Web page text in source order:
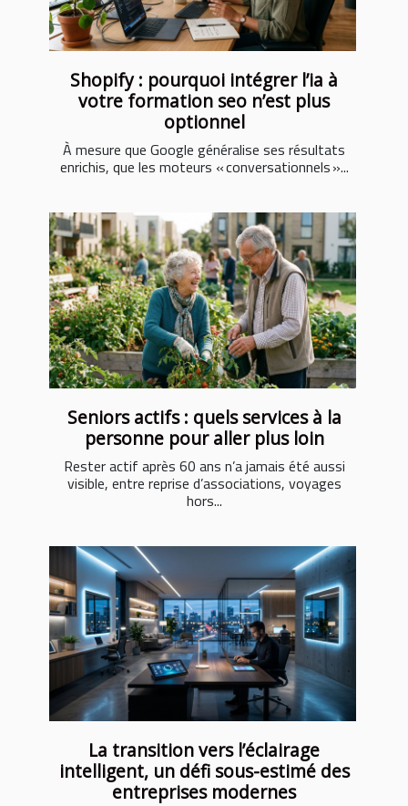
Shopify : pourquoi intégrer l’ia à
votre formation seo n’est plus
optionnel
À mesure que Google généralise ses résultats
enrichis, que les moteurs « conversationnels »...
Seniors actifs : quels services à la
personne pour aller plus loin
Rester actif après 60 ans n’a jamais été aussi
visible, entre reprise d’associations, voyages
hors...
La transition vers l’éclairage
intelligent, un défi sous-estimé des
entreprises modernes